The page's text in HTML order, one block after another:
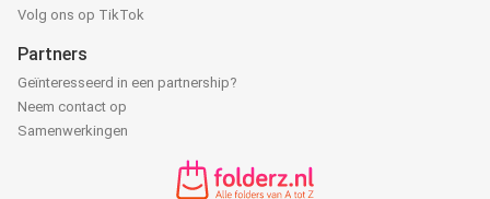
Volg ons op TikTok
Partners
Geïnteresseerd in een partnership?
Neem contact op
Samenwerkingen